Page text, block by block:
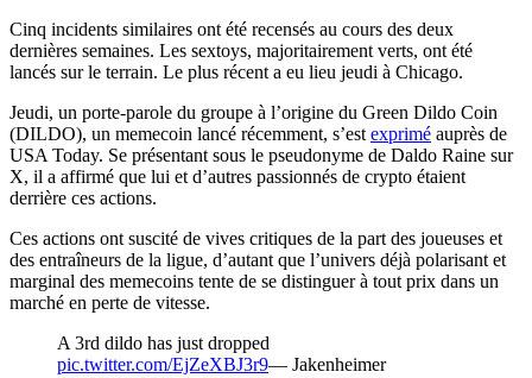
Cinq incidents similaires ont été recensés au cours des deux
dernières semaines. Les sextoys, majoritairement verts, ont été
lancés sur le terrain. Le plus récent a eu lieu jeudi à Chicago.
Jeudi, un porte-parole du groupe à l’origine du Green Dildo Coin
(DILDO), un memecoin lancé récemment, s’est exprimé auprès de
USA Today. Se présentant sous le pseudonyme de Daldo Raine sur
X, il a affirmé que lui et d’autres passionnés de crypto étaient
derrière ces actions.
Ces actions ont suscité de vives critiques de la part des joueuses et
des entraîneurs de la ligue, d’autant que l’univers déjà polarisant et
marginal des memecoins tente de se distinguer à tout prix dans un
marché en perte de vitesse.
A 3rd dildo has just dropped
pic.twitter.com/EjZeXBJ3r9— Jakenheimer